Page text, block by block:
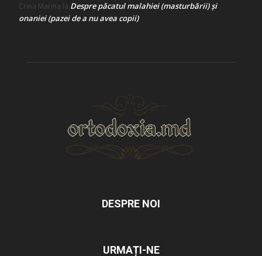
Crina Marina la Despre păcatul malahiei (masturbării) şi
onaniei (pazei de a nu avea copii)
DESPRE NOI
URMAȚI-NE